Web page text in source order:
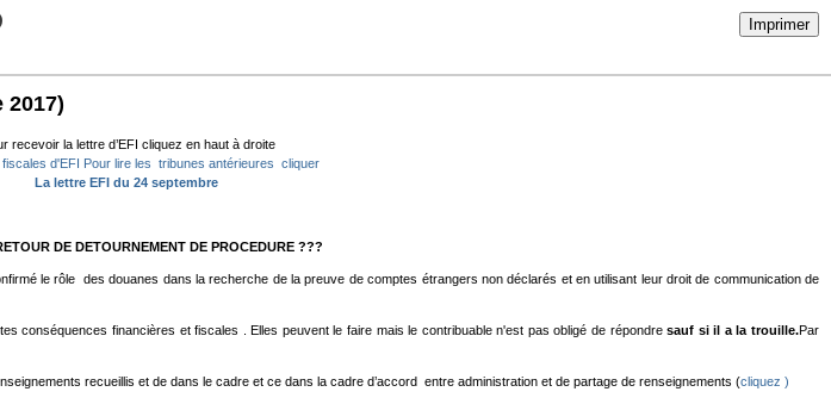
Imprimer
2017)
recevoir la lettre d’EFI cliquez en haut à droite
fiscales d'EFI Pour lire les tribunes antérieures cliquer
La lettre EFI du 24 septembre
DE DETOURNEMENT DE PROCEDURE ???
le rôle des douanes dans la recherche de la preuve de comptes étrangers non déclarés et en utilisant leur droit de communication de
conséquences financières et fiscales . Elles peuvent le faire mais le contribuable n'est pas obligé de répondresauf si il a la trouille.Par
recueillis et de dans le cadre et ce dans la cadre d’accord entre administration et de partage de renseignements (cliquez )